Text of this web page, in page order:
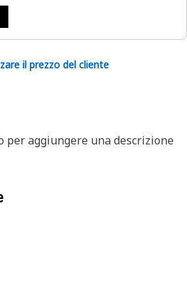
il prezzo del cliente
per aggiungere una descrizione